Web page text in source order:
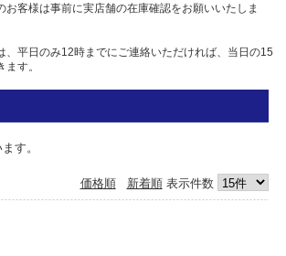
お客様は事前に実店舗の在庫確認をお願いいたしま
、平日のみ12時までにご連絡いただければ、当日の15
す。
荷を行っていませんのであらかじめご了承ください。
ール: info@camera-sell-buy.com
す。
価格順 新着順表示件数